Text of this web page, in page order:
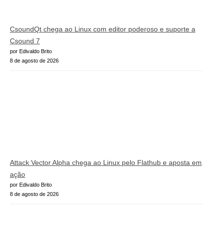
CsoundQt chega ao Linux com editor poderoso e suporte a
Csound 7
por Edivaldo Brito
8 de agosto de 2026
Attack Vector Alpha chega ao Linux pelo Flathub e aposta em
ação
por Edivaldo Brito
8 de agosto de 2026